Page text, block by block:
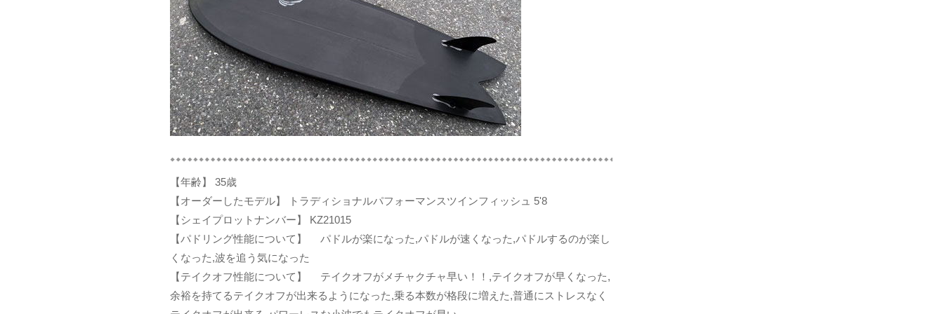
【年齢】 35歳
【オーダーしたモデル】 トラディショナルパフォーマンスツインフィッシュ 5'8
【シェイプロットナンバー】 KZ21015
【パドリング性能について】 パドルが楽になった,パドルが速くなった,パドルするのが楽し
くなった,波を追う気になった
【テイクオフ性能について】 テイクオフがメチャクチャ早い！！,テイクオフが早くなった,
余裕を持てるテイクオフが出来るようになった,乗る本数が格段に増えた,普通にストレスなく